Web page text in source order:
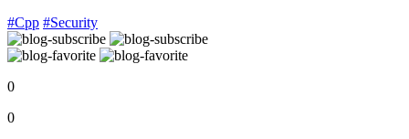
#Cpp #Security
0
0